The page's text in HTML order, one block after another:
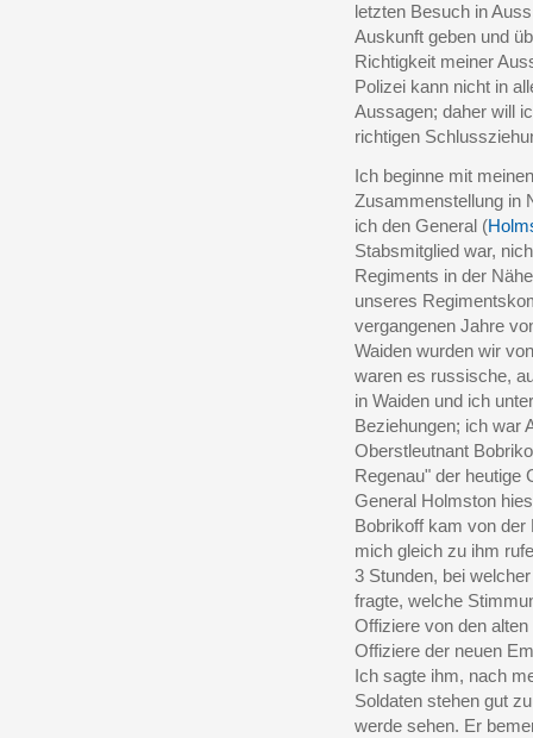
letzten Besuch in
Auskunft geben und
Richtigkeit meiner
Polizei kann nicht in
Aussagen; daher will
richtigen
Ich beginne mit
Zusammenstellung in
ich den General (
Stabsmitglied war,
Regiments in der
unseres
vergangenen Jahre
Waiden wurden wir
waren es russische,
in Waiden und ich
Beziehungen; ich war
Oberstleutnant
Regenau" der heutige
General Holmston
Bobrikoff kam von
mich gleich zu ihm
3 Stunden, bei
fragte, welche
Offiziere von den
Offiziere der neuen
Ich sagte ihm, nach
Soldaten stehen gut
werde sehen. Er